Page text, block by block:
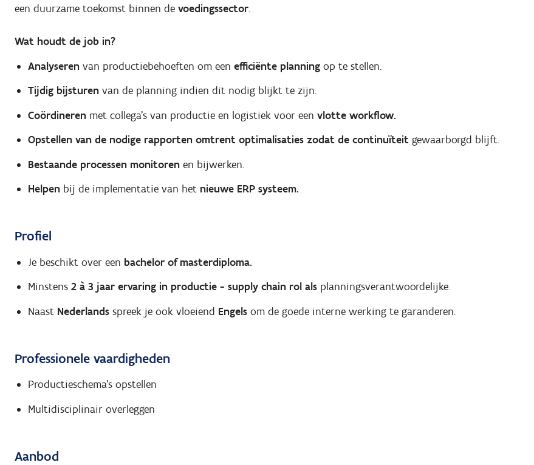
een duurzame toekomst binnen de voedingssector.
Wat houdt de job in?
Analyserenvan productiebehoeften om een efficiënte planningop te stellen.
Tijdig bijsturenvan de planning indien dit nodig blijkt te zijn.
Coördinerenmet collega’s van productie en logistiek voor een vlotte workflow.
Opstellen van de nodige rapporten omtrent optimalisaties zodat de continuïteit gewaarborgd blijft.
Bestaande processen monitoren en bijwerken.
Helpenbij de implementatie van het nieuwe ERP systeem.
Profiel
Je beschikt over een bachelor of masterdiploma.
Minstens 2 à 3 jaar ervaring in productie - supply chain rol als planningsverantwoordelijke.
Naast Nederlands spreek je ook vloeiend Engels om de goede interne werking te garanderen.
Professionele vaardigheden
Productieschema's opstellen
Multidisciplinair overleggen
Aanbod